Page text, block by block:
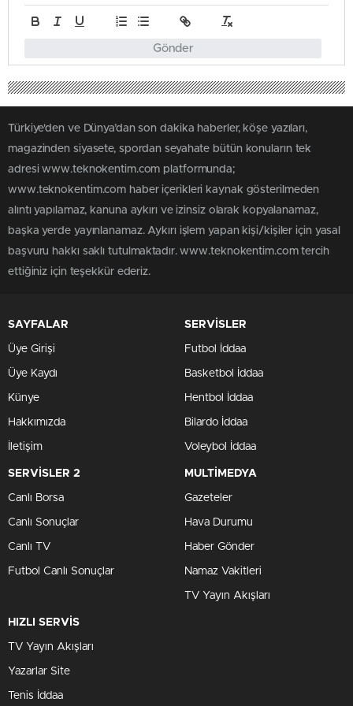
Gönder
Türkiye'den ve Dünya’dan son dakika haberler, köşe yazıları,
magazinden siyasete, spordan seyahate bütün konuların tek
adresi www.teknokentim.com platformunda;
www.teknokentim.com haber içerikleri kaynak gösterilmeden
alıntı yapılamaz, kanuna aykırı ve izinsiz olarak kopyalanamaz,
başka yerde yayınlanamaz. Aykırı işlem yapan kişi/kişiler için yasal
başvuru hakkı saklı tutulmaktadır. www.teknokentim.com tercih
ettiğiniz için teşekkür ederiz.
SAYFALAR
Üye Girişi
Üye Kaydı
Künye
Hakkımızda
İletişim
SERVİSLER
Futbol İddaa
Basketbol İddaa
Hentbol İddaa
Bilardo İddaa
Voleybol İddaa
SERVİSLER 2
Canlı Borsa
Canlı Sonuçlar
Canlı TV
Futbol Canlı Sonuçlar
MULTİMEDYA
Gazeteler
Hava Durumu
Haber Gönder
Namaz Vakitleri
TV Yayın Akışları
HIZLI SERVİS
TV Yayın Akışları
Yazarlar Site
Tenis İddaa